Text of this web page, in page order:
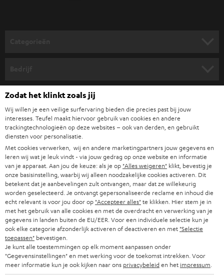
i
e
u
w
s
b
r
i
e
f
COMPLETE SYSTEMEN
SOUNDBARS
HIFI-SPEAKERS
SMART HOME
BLUETOOTH
KOPTELEFOONS
BLUETOOTH KOPTELEFOONS
COMPLETE SETS
SPEAKERS
SUPPORT
CARRIÈRE
PERS & MARKETING
B2B
PARTNERPROGRAMMA
BLOG
NEWSLETTER
STORES
TEUFEL VOORDELEN
Teufel online shops
DUITSLAND
OOSTENRIJK
ZWITSERLAND
NEDERLAND
BELGIË
FRANKRIJK
Zodat het klinkt zoals jij
Wij willen je een veilige surfervaring bieden die precies past bij jouw
interesses. Teufel maakt hiervoor gebruik van cookies en andere
trackingtechnologieën op deze websites – ook van derden, en gebruikt
diensten voor personalisatie.
Met cookies verwerken, wij en andere marketingpartners jouw gegevens en
leren wij wat je leuk vindt - via jouw gedrag op onze website en informatie
van je apparaat. Aan jou de keuze: als je op "Alles weigeren" klikt, bevestig je
onze basisinstelling, waarbij wij alleen noodzakelijke cookies activeren. Dit
betekent dat je aanbevelingen zult ontvangen, maar dat ze willekeurig
worden geselecteerd. Je ontvangt gepersonaliseerde reclame en inhoud die
echt relevant is voor jou door op "Accepteer alles"te klikken. Hier stem je in
met het gebruik van alle cookies en met de overdracht en verwerking van je
gegevens in landen buiten de EU/EER. Voor een individuele selectie kun je
ook elke categorie afzonderlijk activeren of deactiveren en met "Selectie
toepassen" bevestigen.
Je kunt alle toestemmingen op elk moment aanpassen onder
"Gegevensinstellingen" en met werking voor de toekomst intrekken. Voor
meer informatie kun je ook kijken naar ons privacybeleiden het impressum